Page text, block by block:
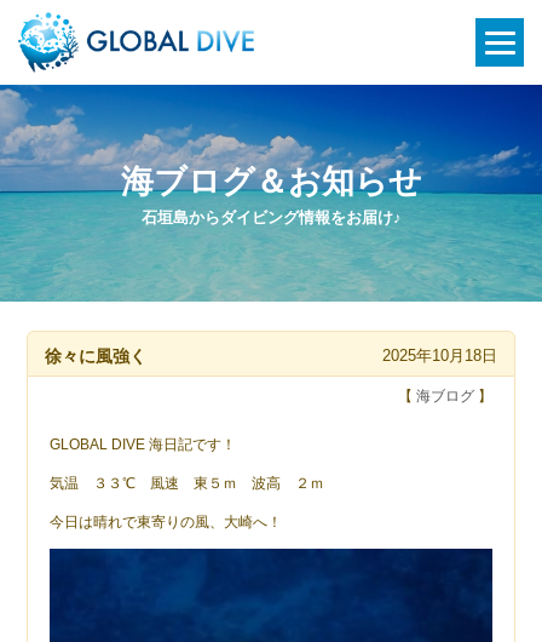
石垣島からダイビング情報をお届け♪
海ブログ＆お知らせ
徐々に風強く 2025年10月18日
【 海ブログ】
GLOBAL DIVE 海日記です！
気温 ３３℃ 風速 東５ｍ 波高 ２ｍ
今日は晴れで東寄りの風、大崎へ！